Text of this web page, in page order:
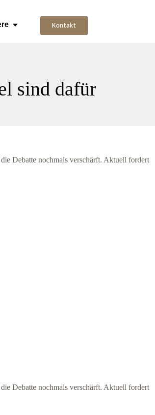
Kontakt
sind dafür
Debatte nochmals verschärft. Aktuell fordert
Debatte nochmals verschärft. Aktuell fordert